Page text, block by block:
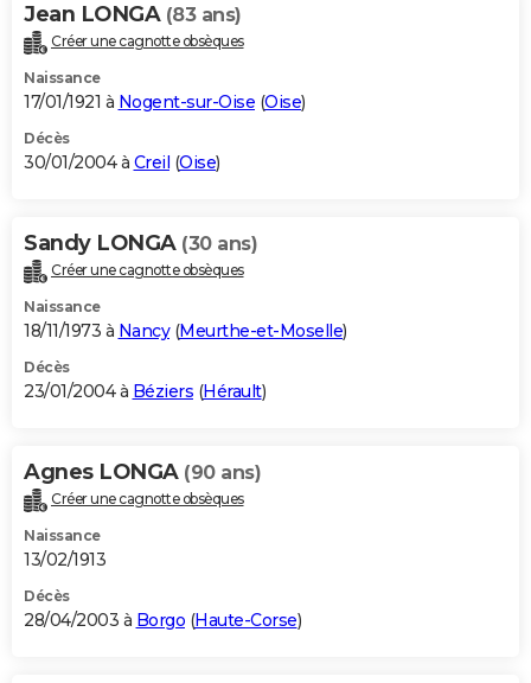
Jean LONGA (83 ans)
Créer une cagnotte obsèques
Naissance
17/01/1921 à Nogent-sur-Oise (Oise)
Décès
30/01/2004 à Creil (Oise)
Sandy LONGA (30 ans)
Créer une cagnotte obsèques
Naissance
18/11/1973 à Nancy(Meurthe-et-Moselle)
Décès
23/01/2004 à Béziers (Hérault)
Agnes LONGA (90 ans)
Créer une cagnotte obsèques
Naissance
13/02/1913
Décès
28/04/2003 à Borgo (Haute-Corse)